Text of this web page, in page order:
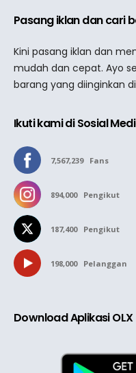
Pasang iklan dan cari
Kini pasang iklan dan
mudah dan cepat. Ayo
barang yang diinginkan di
Ikuti kami di Sosial
7,567,239 Fans
894,000 Pengikut
187,400 Pengikut
198,000 Pelanggan
Download Aplikasi OLX